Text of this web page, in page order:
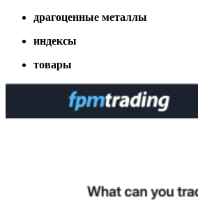
драгоценные металлы
индексы
товары